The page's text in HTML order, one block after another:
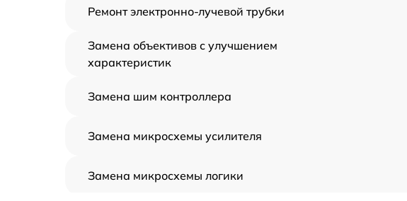
Ремонт электронно-лучевой трубки
Замена объективов с улучшением
характеристик
Замена шим контроллера
Замена микросхемы усилителя
Замена микросхемы логики